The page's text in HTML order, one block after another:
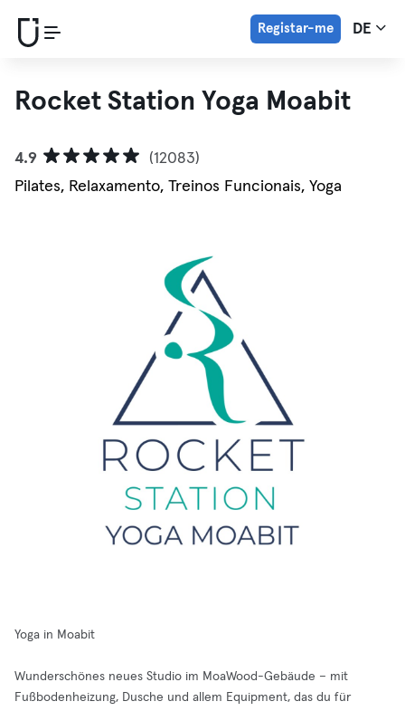
Registar-me DE
Rocket Station Yoga Moabit
4.9
(12083)
Pilates, Relaxamento, Treinos Funcionais, Yoga
Yoga in Moabit
Wunderschönes neues Studio im MoaWood-Gebäude – mit
Fußbodenheizung, Dusche und allem Equipment, das du für